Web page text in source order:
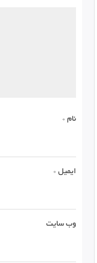
نام *
ایمیل *
وب‌ سایت